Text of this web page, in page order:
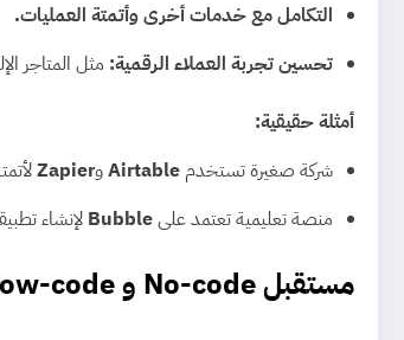
التكامل مع خدمات أخرى وأتمتة العمليات.
تحسين تجربة العملاء الرقمية: مثل المتاجر
أمثلة حقيقية:
شركة صغيرة تستخدم AirtableوZapier
منصة تعليمية تعتمد علىBubble لإنشاء
مستقبل No-code و Low-code